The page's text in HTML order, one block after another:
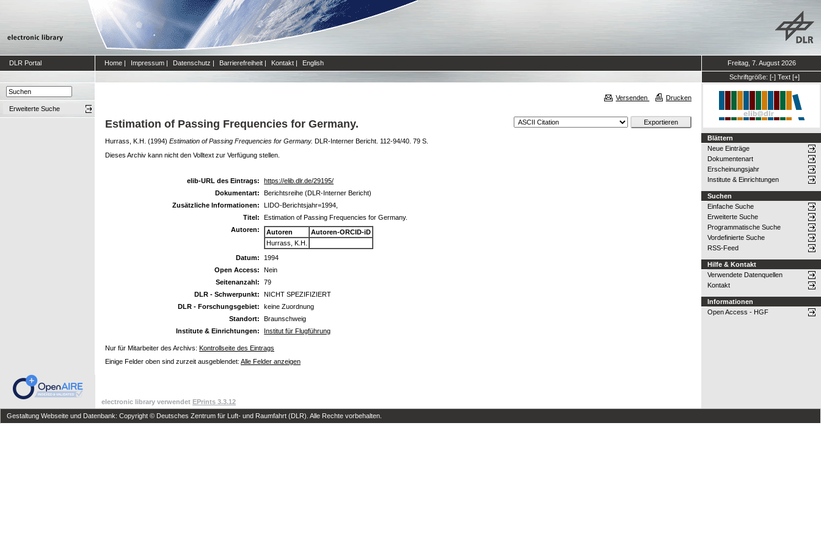
DLR Portal Home | Impressum | Datenschutz | Barrierefreiheit | Kontakt | English
Freitag, 7. August 2026
Schriftgröße: [-] Text [+]
Erweiterte Suche
Versenden Drucken
Estimation of Passing Frequencies for Germany.
Hurrass, K.H. (1994) Estimation of Passing Frequencies for Germany. DLR-Interner Bericht. 112-94/40. 79 S.
Dieses Archiv kann nicht den Volltext zur Verfügung stellen.
elib-URL des Eintrags:
https://elib.dlr.de/29195/
Dokumentart:
Berichtsreihe (DLR-Interner Bericht)
Zusätzliche Informationen:
LIDO-Berichtsjahr=1994,
Titel:
Estimation of Passing Frequencies for Germany.
Autoren:
Autoren
Autoren-ORCID-iD
Hurrass, K.H.
Datum:
1994
Open Access:
Nein
Seitenanzahl:
79
DLR - Schwerpunkt:
NICHT SPEZIFIZIERT
DLR - Forschungsgebiet:
keine Zuordnung
Standort:
Braunschweig
Institute & Einrichtungen:
Institut für Flugführung
Nur für Mitarbeiter des Archivs: Kontrollseite des Eintrags
Einige Felder oben sind zurzeit ausgeblendet: Alle Felder anzeigen
Blättern
Neue Einträge
Dokumentenart
Erscheinungsjahr
Institute & Einrichtungen
Suchen
Einfache Suche
Erweiterte Suche
Programmatische Suche
Vordefinierte Suche
RSS-Feed
Hilfe & Kontakt
Verwendete Datenquellen
Kontakt
Informationen
Open Access - HGF
electronic library verwendet EPrints 3.3.12
Gestaltung Webseite und Datenbank: Copyright © Deutsches Zentrum für Luft- und Raumfahrt (DLR). Alle Rechte vorbehalten.